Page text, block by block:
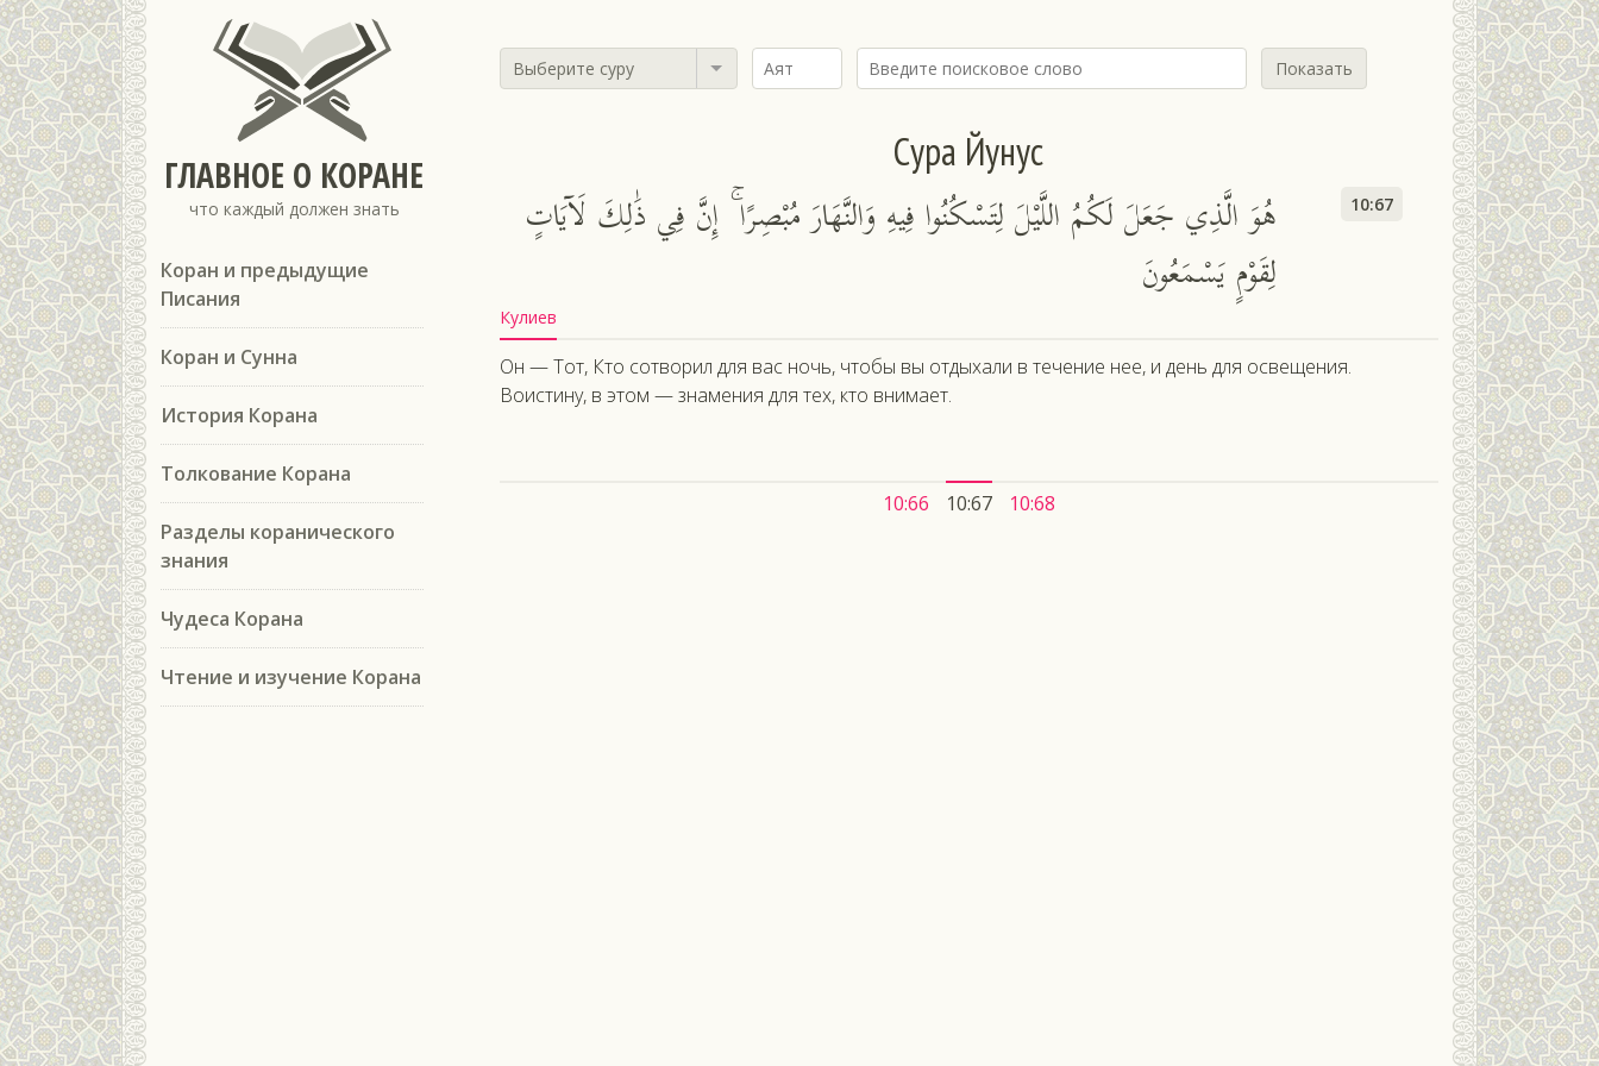
ГЛАВНОЕ О КОРАНЕ
что каждый должен знать
Коран и предыдущие
Писания
Коран и Сунна
История Корана
Толкование Корана
Разделы коранического
знания
Чудеса Корана
Чтение и изучение Корана
Выберите суру Показать
Сура Йунус
هُوَ الَّذِي جَعَلَ لَكُمُ اللَّيْلَ لِتَسْكُنُوا فِيهِ وَالنَّهَارَ مُبْصِرًا ۚ إِنَّ فِي ذَٰلِكَ لَآيَاتٍ
لِقَوْمٍ يَسْمَعُونَ
10:67
Кулиев
Он — Тот, Кто сотворил для вас ночь, чтобы вы отдыхали в течение нее, и день для освещения.
Воистину, в этом — знамения для тех, кто внимает.
10:66 10:67 10:68